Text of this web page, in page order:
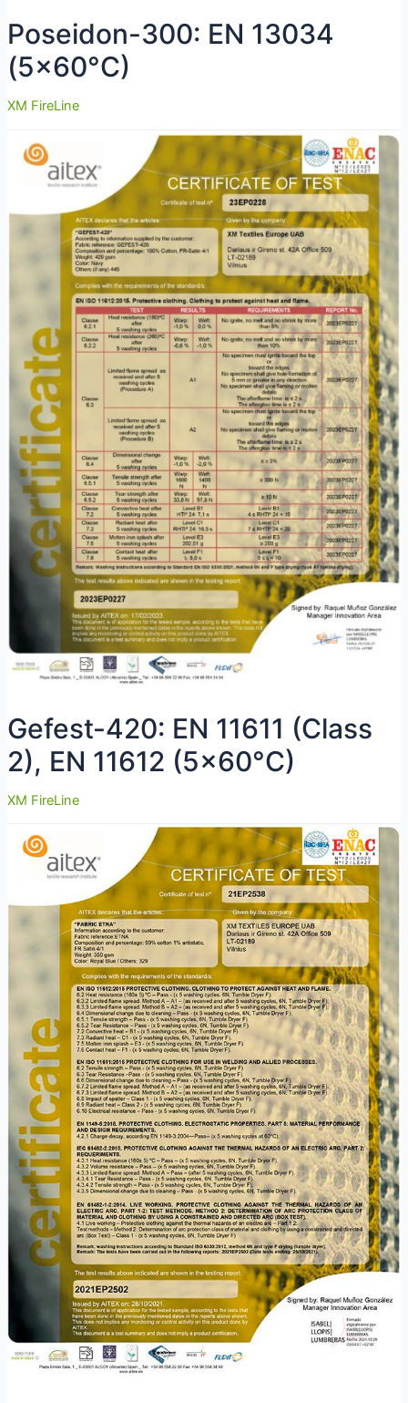
Poseidon-300: EN 13034
(5×60°C)
XM FireLine
Gefest-420: EN 11611 (Class
2), EN 11612 (5×60°C)
XM FireLine